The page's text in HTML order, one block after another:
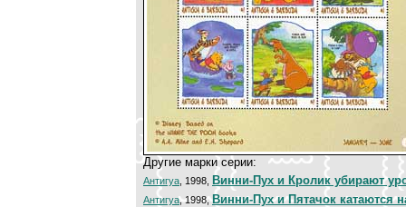
Другие марки серии:
Антигуа , 1998, Винни-Пух и Кролик убирают
Антигуа, 1998,Винни-Пух и Пятачок катаются